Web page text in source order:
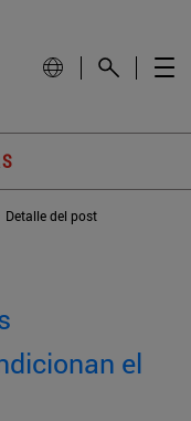
Detalle del post
el